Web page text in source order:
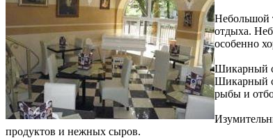
Небольшой
отдыха.
особенно
Шикарный
Шикарный
рыбы и
продуктов и нежных сыров.